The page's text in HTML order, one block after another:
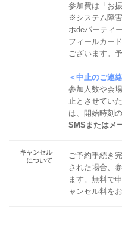
参加費は「お
※システム障
ホdeパーティ
フィールカー
ございます。
＜中止のご連
参加人数や会
止とさせてい
は、開始時刻の
SMSまたはメ
キャンセル
について
ご予約手続き
された場合、
ます。無料で
ャンセル料を